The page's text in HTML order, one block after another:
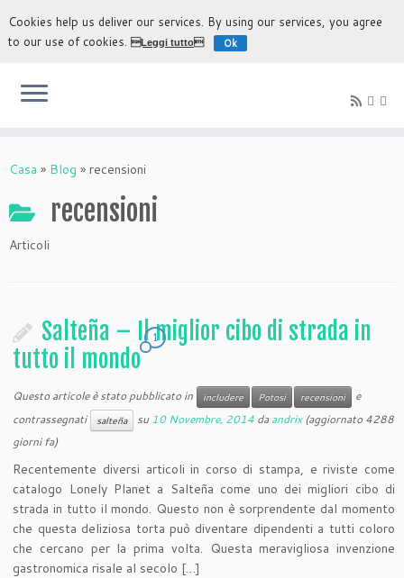
L'esperienza più autentica di scoprire Bolivia
Casa » Blog » recensioni
recensioni
Articoli
Salteña – Il miglior cibo di strada in
tutto il mondo
1
Questo articole è stato pubblicato in includere Potosi recensioni
e
contrassegnati
salteña su10 Novembre, 2014 daandrix(aggiornato 4288
giorni fa)
Recentemente diversi articoli in corso di stampa, e riviste come
catalogo Lonely Planet a Salteña come uno dei migliori cibo di
strada in tutto il mondo. Questo non è sorprendente dal momento
che questa deliziosa torta può diventare dipendenti a tutti coloro
che cercano per la prima volta. Questa meravigliosa invenzione
gastronomica risale al secolo […]
Cookies help us deliver our services. By using our services, you agree
to our use of cookies.Leggi tutto Ok